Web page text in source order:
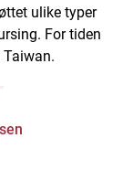
ulike typer
For tiden